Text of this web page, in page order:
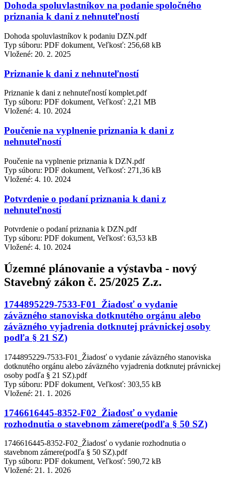
Dohoda spoluvlastníkov na podanie spoločného
priznania k dani z nehnuteľností
Dohoda spoluvlastníkov k podaniu DZN.pdf
Typ súboru: PDF dokument, Veľkosť: 256,68 kB
Vložené: 20. 2. 2025
Priznanie k dani z nehnuteľností
Priznanie k dani z nehnuteľností komplet.pdf
Typ súboru: PDF dokument, Veľkosť: 2,21 MB
Vložené: 4. 10. 2024
Poučenie na vyplnenie priznania k dani z
nehnuteľností
Poučenie na vyplnenie priznania k DZN.pdf
Typ súboru: PDF dokument, Veľkosť: 271,36 kB
Vložené: 4. 10. 2024
Potvrdenie o podaní priznania k dani z
nehnuteľností
Potvrdenie o podaní priznania k DZN.pdf
Typ súboru: PDF dokument, Veľkosť: 63,53 kB
Vložené: 4. 10. 2024
Územné plánovanie a výstavba - nový
Stavebný zákon č. 25/2025 Z.z.
1744895229-7533-F01_Žiadosť o vydanie
záväzného stanoviska dotknutého orgánu alebo
záväzného vyjadrenia dotknutej právnickej osoby
podľa § 21 SZ)
1744895229-7533-F01_Žiadosť o vydanie záväzného stanoviska
dotknutého orgánu alebo záväzného vyjadrenia dotknutej právnickej
osoby podľa § 21 SZ).pdf
Typ súboru: PDF dokument, Veľkosť: 303,55 kB
Vložené: 21. 1. 2026
1746616445-8352-F02_Žiadosť o vydanie
rozhodnutia o stavebnom zámere(podľa § 50 SZ)
1746616445-8352-F02_Žiadosť o vydanie rozhodnutia o
stavebnom zámere(podľa § 50 SZ).pdf
Typ súboru: PDF dokument, Veľkosť: 590,72 kB
Vložené: 21. 1. 2026